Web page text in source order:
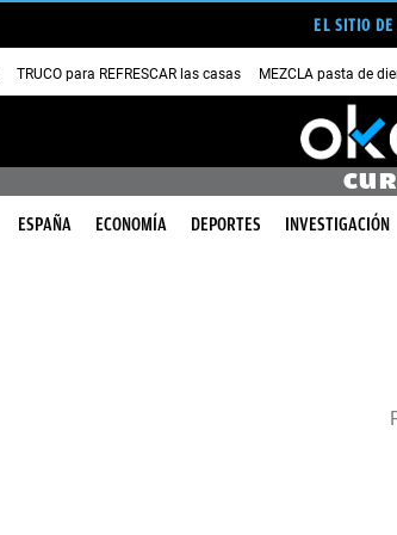
EL SITIO
TRUCO para REFRESCAR las casas MEZCLA pasta de
ESPAÑA ECONOMÍA DEPORTES INVESTIGACIÓN